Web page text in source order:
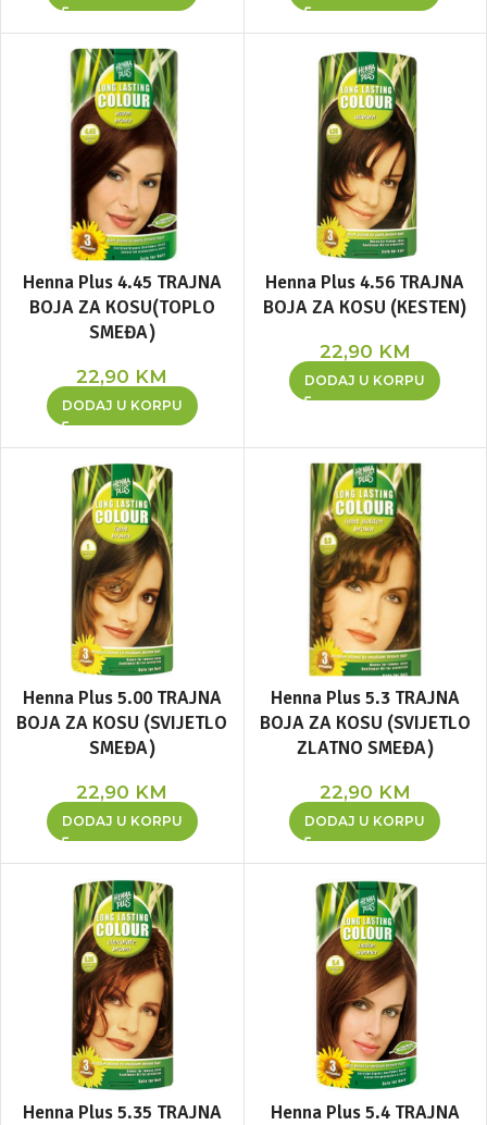
Henna Plus 4.45 TRAJNA
BOJA ZA KOSU(TOPLO
SMEĐA)
22,90 KM
DODAJ U KORPU
Henna Plus 4.56 TRAJNA
BOJA ZA KOSU (KESTEN)
22,90 KM
DODAJ U KORPU
Henna Plus 5.00 TRAJNA
BOJA ZA KOSU (SVIJETLO
SMEĐA)
22,90 KM
DODAJ U KORPU
Henna Plus 5.3 TRAJNA
BOJA ZA KOSU (SVIJETLO
ZLATNO SMEĐA)
22,90 KM
DODAJ U KORPU
Henna Plus 5.35 TRAJNA
Henna Plus 5.4 TRAJNA